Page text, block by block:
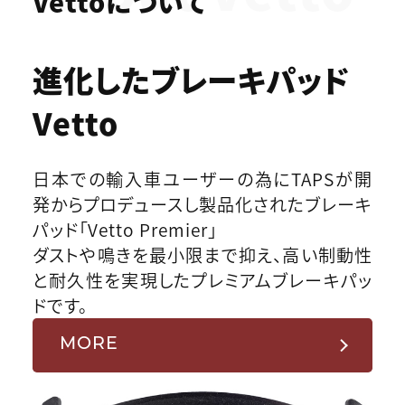
進化したブレーキパッド
Vetto
日本での輸入車ユーザーの為にTAPSが開
発からプロデュースし製品化されたブレーキ
パッド「Vetto Premier」
ダストや鳴きを最小限まで抑え、高い制動性
と耐久性を実現したプレミアムブレーキパッ
ドです。
MORE